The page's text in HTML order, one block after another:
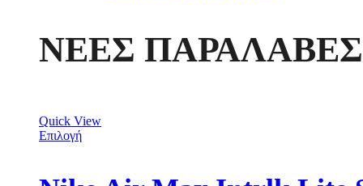
ΝΕΕΣ ΠΑΡΑΛΑΒΕΣ
Quick View
Επιλογή